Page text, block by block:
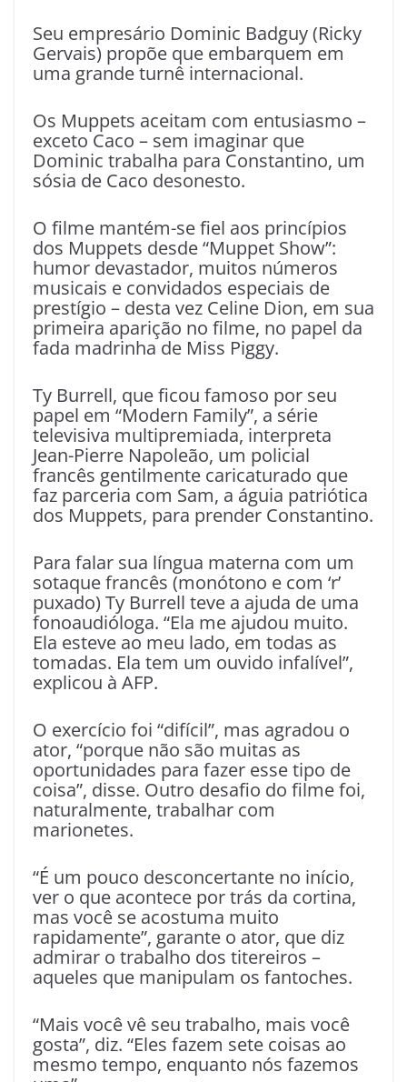
Seu empresário Dominic Badguy (Ricky
Gervais) propõe que embarquem em
uma grande turnê internacional.
Os Muppets aceitam com entusiasmo –
exceto Caco – sem imaginar que
Dominic trabalha para Constantino, um
sósia de Caco desonesto.
O filme mantém-se fiel aos princípios
dos Muppets desde “Muppet Show”:
humor devastador, muitos números
musicais e convidados especiais de
prestígio – desta vez Celine Dion, em sua
primeira aparição no filme, no papel da
fada madrinha de Miss Piggy.
Ty Burrell, que ficou famoso por seu
papel em “Modern Family”, a série
televisiva multipremiada, interpreta
Jean-Pierre Napoleão, um policial
francês gentilmente caricaturado que
faz parceria com Sam, a águia patriótica
dos Muppets, para prender Constantino.
Para falar sua língua materna com um
sotaque francês (monótono e com ‘r’
puxado) Ty Burrell teve a ajuda de uma
fonoaudióloga. “Ela me ajudou muito.
Ela esteve ao meu lado, em todas as
tomadas. Ela tem um ouvido infalível”,
explicou à AFP.
O exercício foi “difícil”, mas agradou o
ator, “porque não são muitas as
oportunidades para fazer esse tipo de
coisa”, disse. Outro desafio do filme foi,
naturalmente, trabalhar com
marionetes.
“É um pouco desconcertante no início,
ver o que acontece por trás da cortina,
mas você se acostuma muito
rapidamente”, garante o ator, que diz
admirar o trabalho dos titereiros –
aqueles que manipulam os fantoches.
“Mais você vê seu trabalho, mais você
gosta”, diz. “Eles fazem sete coisas ao
mesmo tempo, enquanto nós fazemos